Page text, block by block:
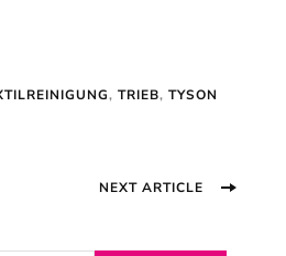
, TRIEB, TYSON
NEXT ARTICLE